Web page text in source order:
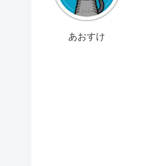
あおすけ